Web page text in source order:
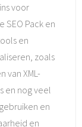
voor
SEO Pack en
en
zoals
van XML-
en nog veel
en
en